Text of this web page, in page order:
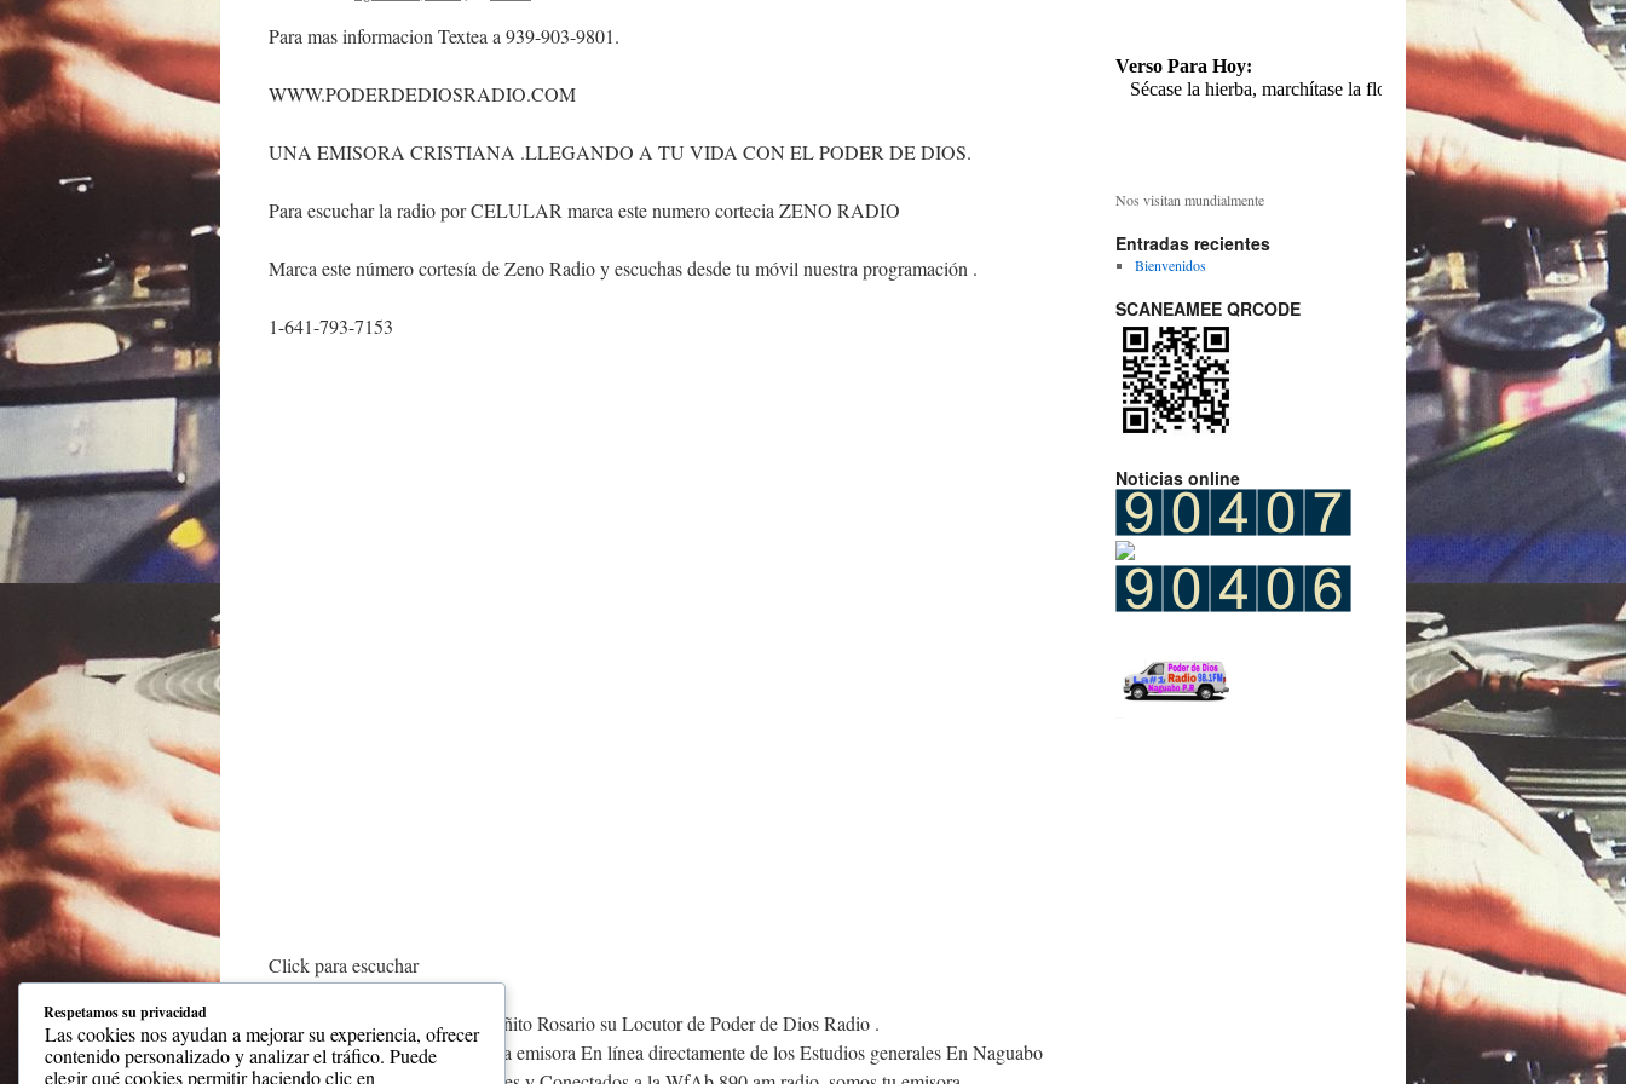
Para mas informacion Textea a 939-903-9801.
WWW.PODERDEDIOSRADIO.COM
UNA EMISORA CRISTIANA .LLEGANDO A TU VIDA CON EL PODER DE DIOS.
Para escuchar la radio por CELULAR marca este numero cortecia ZENO RADIO
Marca este número cortesía de Zeno Radio y escuchas desde tu móvil nuestra programación .
1-641-793-7153
Click para escuchar
Dios les Bendiga , Les dice Toñito Rosario su Locutor de Poder de Dios Radio .
Muchas Gracias por apoyar esta emisora En línea directamente de los Estudios generales En Naguabo
Jueves Agosto 6, 2026
Verso Para Hoy:
Sécase la hierba, marchítase la flor; mas la palabra del Dios
Nos visitan mundialmente
Entradas recientes
Bienvenidos
SCANEAMEE QRCODE
Noticias online
Respetamos su privacidad
Las cookies nos ayudan a mejorar su experiencia, ofrecer
contenido personalizado y analizar el tráfico. Puede
elegir qué cookies permitir haciendo clic en